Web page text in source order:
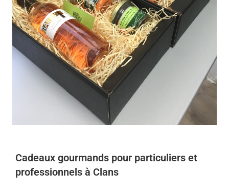
Cadeaux gourmands pour particuliers et
professionnels à Clans